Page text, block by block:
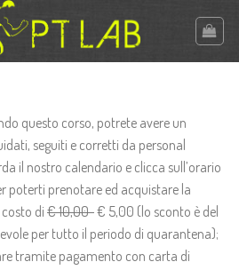
questo corso, potrete avere un
seguiti e corretti da personal
il nostro calendario e clicca sull’orario
poterti prenotare ed acquistare la
costo di € 10,00€ 5,00 (lo sconto è del
per tutto il periodo di quarantena);
tramite pagamento con carta di